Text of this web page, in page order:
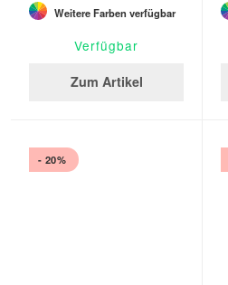
Weitere Farben verfügbar
Verfügbar
Zum Artikel
- 20%